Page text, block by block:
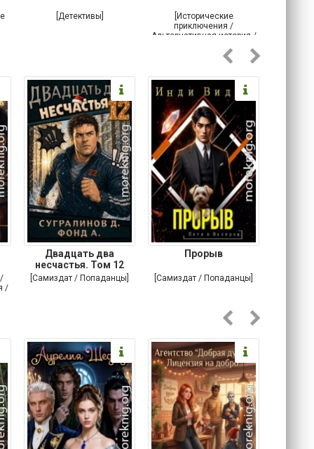
[Детективы]
[Исторические
приключения /
Альтернативная история /
/
Двадцать два
несчастья. Том 12
[Самиздат / Попаданцы]
Прорыв
[Самиздат / Попаданцы]